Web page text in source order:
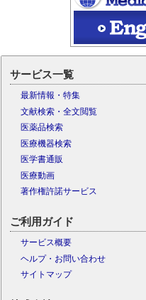
サービス一覧
最新情報・特集
文献検索・全文閲覧
医薬品検索
医療機器検索
医学書通販
医療動画
著作権許諾サービス
ご利用ガイド
サービス概要
ヘルプ・お問い合わせ
サイトマップ